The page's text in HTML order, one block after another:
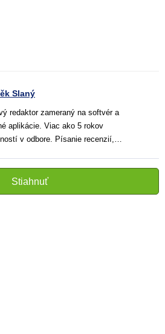
Slaný
redaktor zameraný na softvér a
aplikácie. Viac ako 5 rokov
v odbore. Písanie recenzií,
textov, ktoré pomáhajú
lepšie porozumieť a využiť moderné
Stiahnuť